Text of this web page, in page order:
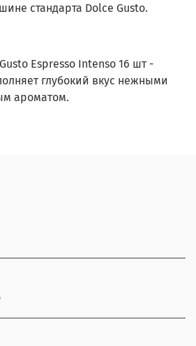
стандарта Dolce Gusto.
Espresso Intenso 16 шт -
глубокий вкус нежными
ароматом.